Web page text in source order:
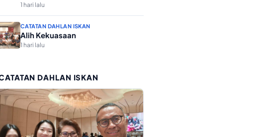
1 hari lalu
CATATAN DAHLAN ISKAN
Alih Kekuasaan
1 hari lalu
DAHLAN ISKAN